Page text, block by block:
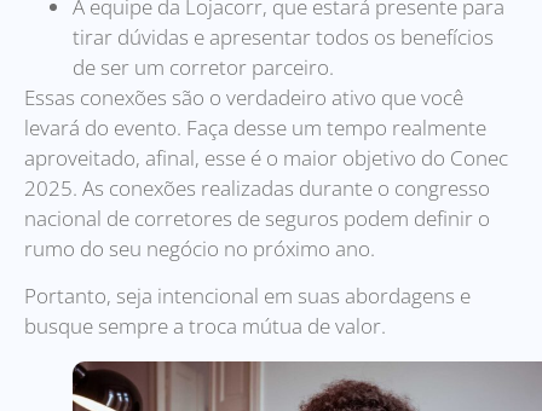
A equipe da Lojacorr, que estará presente para
tirar dúvidas e apresentar todos os benefícios
de ser um corretor parceiro.
Essas conexões são o verdadeiro ativo que você
levará do evento. Faça desse um tempo realmente
aproveitado, afinal, esse é o maior objetivo do Conec
2025. As conexões realizadas durante o congresso
nacional de corretores de seguros podem definir o
rumo do seu negócio no próximo ano.
Portanto, seja intencional em suas abordagens e
busque sempre a troca mútua de valor.